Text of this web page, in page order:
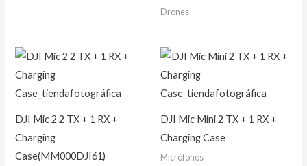
Drones
DJI Mic 2 2 TX + 1 RX +
Charging
Case(MM000DJI61)
DJI Mic Mini 2 TX + 1 RX +
Charging Case
Micrófonos